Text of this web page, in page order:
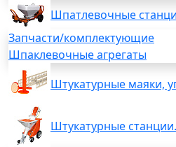
Шпатлевочные
Запчасти/комплектующие
Шпаклевочные агрегаты
Штукатурные маяки,
Штукатурные